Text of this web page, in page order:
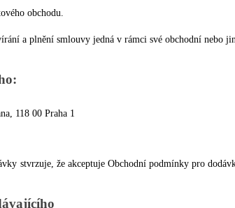
obchodu.
a plnění smlouvy jedná v rámci své obchodní
118 00 Praha 1
stvrzuje, že akceptuje Obchodní podmínky pro